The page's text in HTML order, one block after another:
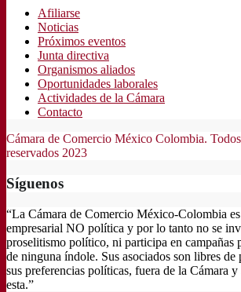
Afiliarse
Noticias
Próximos eventos
Junta directiva
Organismos aliados
Oportunidades laborales
Actividades de la Cámara
Contacto
Cámara de Comercio México Colombia.
reservados 2023
Síguenos
“La Cámara de Comercio México-Colombia
empresarial NO política y por lo tanto no se
proselitismo político, ni participa en campañas
de ninguna índole. Sus asociados son libres de
sus preferencias políticas, fuera de la Cámara
esta.”